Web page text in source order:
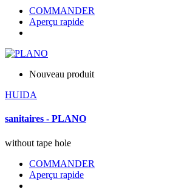
COMMANDER
Aperçu rapide
Nouveau produit
HUIDA
sanitaires - PLANO
without tape hole
COMMANDER
Aperçu rapide